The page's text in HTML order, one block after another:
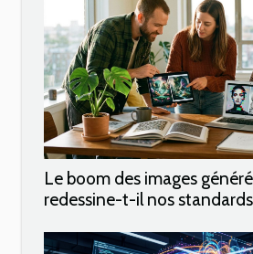
Le boom des images
redessine-t-il nos